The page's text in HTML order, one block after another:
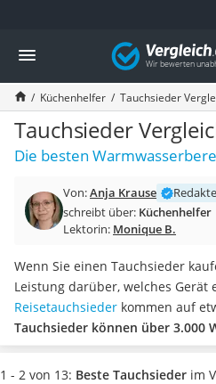
Die beliebtesten Vergleiche nach
Haushalt
Wassersprudler
Zentralstaubsauger
Brotbackautomat
Wischroboter
Wäschespinne
Spülmaschinentabs
Akku-Staubsauger
AEG-Waschmaschine
Saug-Wisch-Roboter
Handstaubsauger
Milchaufschäumer
Kondenstrockner
Reiskocher
Vergleich
Küchenhelfer Tauchsieder
Tauchsieder
Die besten
Von:Anja Krause
schreibt über: Küchenhelfer
Lektorin: Monique B.
Wenn Sie einen Tauchsieder
Leistung darüber, welches Gerät
Reisetauchsieder kommen auf
Tauchsieder können über 3.000
Entscheidenden Einfluss hat die
binnen der das Wasser erhitzt
1 - 2 von 13: Beste Tauchsieder im